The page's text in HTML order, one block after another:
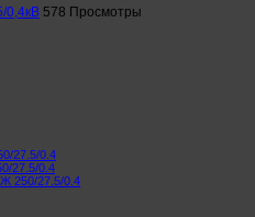
0,4кВ 578 Просмотры
27.5/0.4
27.5/0.4
250/27.5/0.4